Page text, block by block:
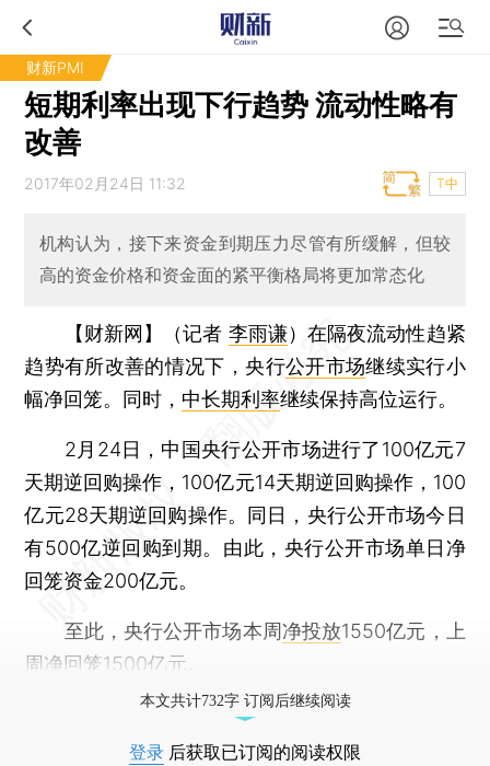
财新PMI
短期利率出现下行趋势 流动性略有
改善
2017年02月24日 11:32 T中
机构认为，接下来资金到期压力尽管有所缓解，但较
高的资金价格和资金面的紧平衡格局将更加常态化
【财新网】（记者 李雨谦） 在隔夜流动性趋紧
趋势有所改善的情况下，央行公开市场继续实行小
幅净回笼。同时， 中长期利率继续保持高位运行。
2月24日，中国央行公开市场进行了100亿元7
天期逆回购操作，100亿元14天期逆回购操作，100
亿元28天期逆回购操作。同日，央行公开市场今日
有500亿逆回购到期。由此，央行公开市场单日净
回笼资金200亿元。
至此，央行公开市场本周净投放1550亿元，上
周净回笼1500亿元。
本文共计732字 订阅后继续阅读
登录 后获取已订阅的阅读权限